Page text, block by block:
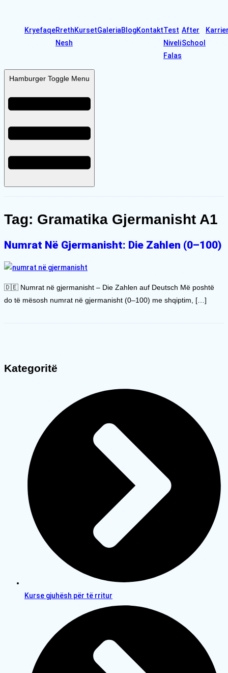
KryefaqeRreth
Nesh
KursetGaleriaBlogKontaktTest
Niveli
Falas
After
School
Hamburger Toggle Menu
Tag: Gramatika Gjermanisht A1
Numrat Në Gjermanisht: Die Zahlen (0–100)
🇩🇪 Numrat në gjermanisht – Die Zahlen auf Deutsch Më poshtë
do të mësosh numrat në gjermanisht (0–100) me shqiptim, […]
Kategoritë
Kurse gjuhësh për të rritur